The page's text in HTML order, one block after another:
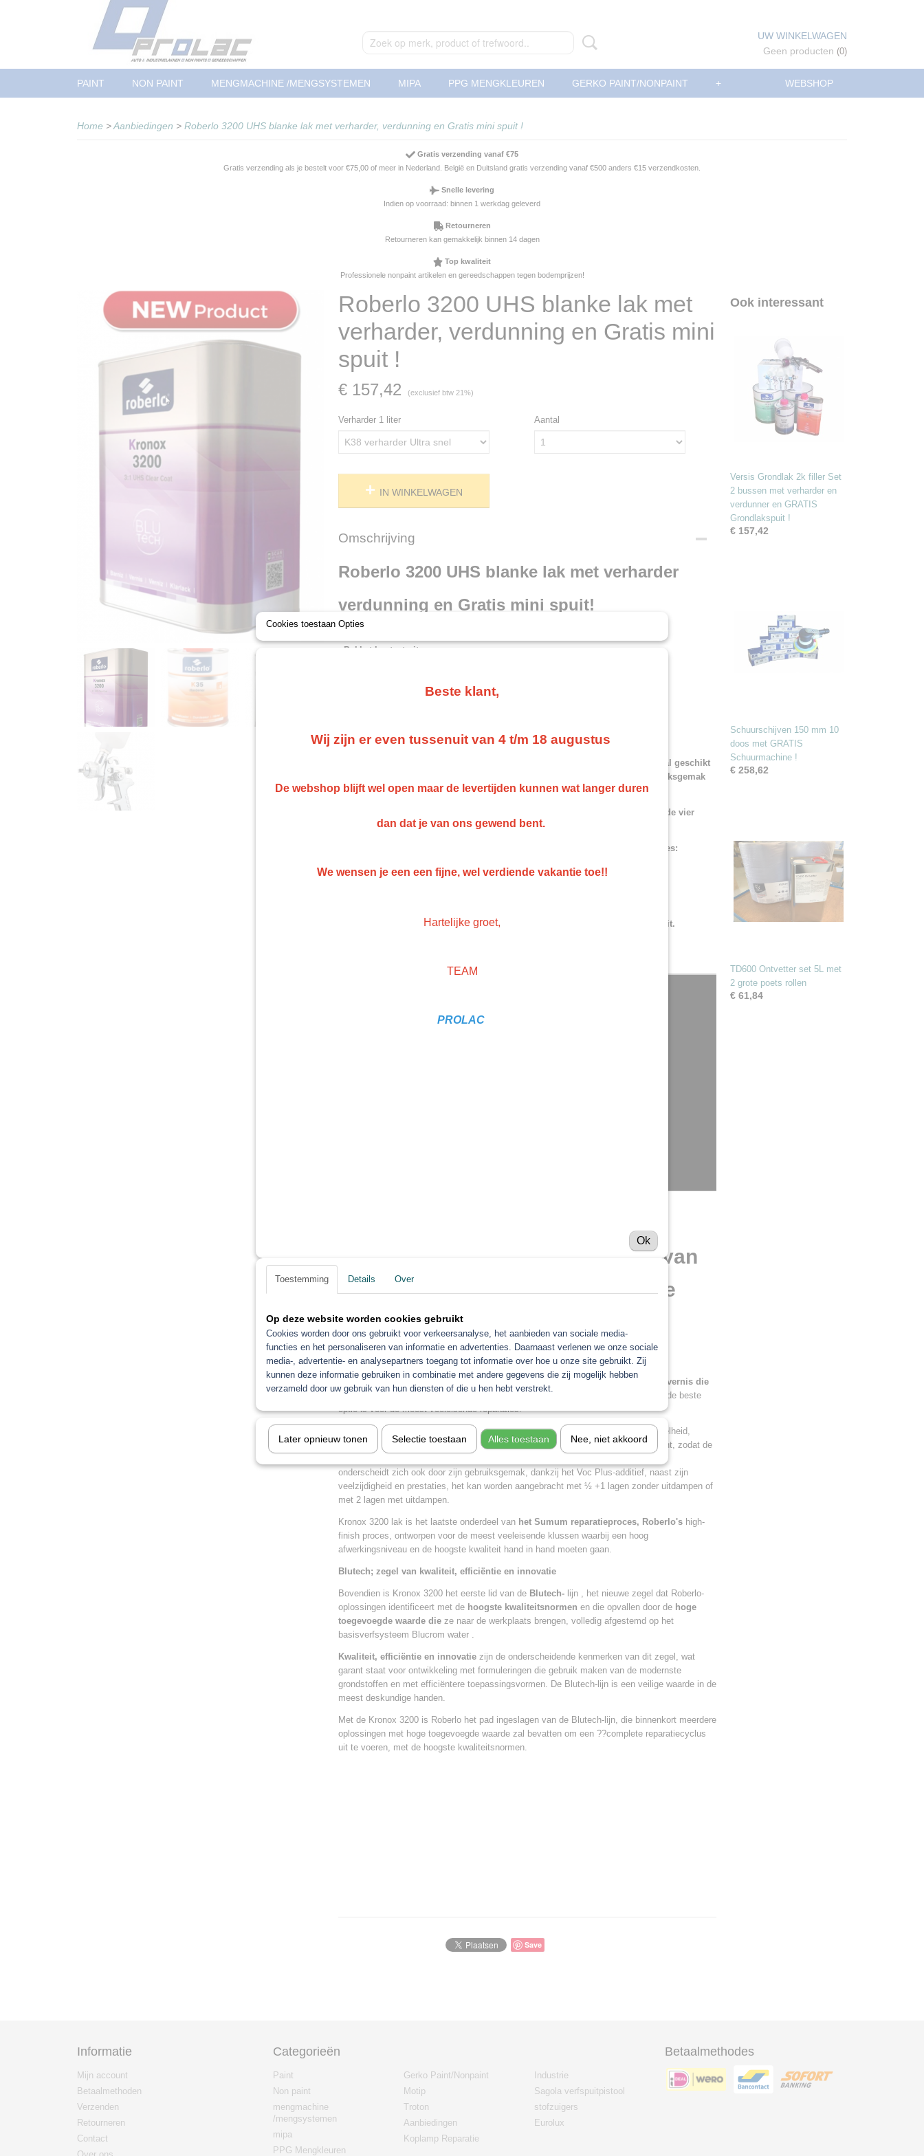
UW WINKELWAGEN
Geen producten (0)
WEBSHOP
PAINT NON PAINT MENGMACHINE /MENGSYSTEMEN MIPA PPG MENGKLEUREN GERKO PAINT/NONPAINT +
Home >Aanbiedingen > Roberlo 3200 UHS blanke lak met verharder, verdunning en Gratis mini spuit !
Gratis verzending vanaf €75
Gratis verzending als je bestelt voor €75,00 of meer in Nederland. België en Duitsland gratis verzending vanaf €500 anders €15 verzendkosten.
Snelle levering
Indien op voorraad: binnen 1 werkdag geleverd
Retourneren
Retourneren kan gemakkelijk binnen 14 dagen
Top kwaliteit
Professionele nonpaint artikelen en gereedschappen tegen bodemprijzen!
Roberlo 3200 UHS blanke lak met
verharder, verdunning en Gratis mini
spuit !
€ 157,42 (exclusief btw 21%)
Verharder 1 liter Aantal
IN WINKELWAGEN
Omschrijving
Roberlo 3200 UHS blanke lak met verharder
verdunning en Gratis mini spuit!
- Pakket bestaat uit:
- 1 liter Luchtdrogende verharder
- Lak met een verhouding van 3:1 die een hoog afwerkingsniveau biedt, vooral geschikt
voor meer veeleisende reparaties. Het onderscheidt zich ook door zijn gebruiksgemak
en veelzijdigheid, dankzij de VOC PLUS-additief als verdunning.
De kwaliteit en glans combineren perfect met het aanpassingsvermogen van de vier
verharders.
Kronox 3200 beantwoordt aan elke behoefte en biedt verschillende droogopties:
Veelzijdig in gebruik: ½ + 1 wijzer zonder flits uit of 2 wijzers met flits uit.
Kronox 3200 is de nieuwe vernis van
Roberlo om indruk te maken op de
klant met zijn kwaliteit en glans
Terug naar al het nieuws
Dit is het eerste product met zijn nieuwe Blutech-zegel
Roberlo's Kronox-assortiment vernissen omvat de nieuweKronox 3200
een UHS-vernis die
indruk maakt op de klant met zijn hoge kwaliteit en
, waardoor het de beste
optie is voor de meest veeleisende reparaties.
Een van de belangrijkste kenmerken is het aanpassingsvermogen aan de droogsnelheid,
aangezien hetcompatibel is met elk van de vier katalysatorenin zijn assortiment, zodat de
onderscheidt zich ook door zijn gebruiksgemak, dankzij het Voc Plus-additief, naast zijn
veelzijdigheid en prestaties, het kan worden aangebracht met ½ +1 lagen zonder uitdampen of
met 2 lagen met uitdampen.
Kronox 3200 lak is het laatste onderdeel van het Sumum reparatieproces, Roberlo's high-
finish proces, ontworpen voor de meest veeleisende klussen waarbij een hoog
afwerkingsniveau en de hoogste kwaliteit hand in hand moeten gaan.
Blutech; zegel van kwaliteit, efficiëntie en innovatie
Bovendien is Kronox 3200 het eerste lid van de Blutech- lijn , het nieuwe zegel dat Roberlo-
oplossingen identificeert met de hoogste kwaliteitsnormen en die opvallen door de hoge
toegevoegde waarde die ze naar de werkplaats brengen, volledig afgestemd op het
basisverfsysteem Blucrom water .
Kwaliteit, efficiëntie en innovatie zijn de onderscheidende kenmerken van dit zegel, wat
garant staat voor ontwikkeling met formuleringen die gebruik maken van de modernste
grondstoffen en met efficiëntere toepassingsvormen. De Blutech-lijn is een veilige waarde in de
meest deskundige handen.
Met de Kronox 3200 is Roberlo het pad ingeslagen van de Blutech-lijn, die binnenkort meerdere
oplossingen met hoge toegevoegde waarde zal bevatten om een ??complete reparatiecyclus
uit te voeren, met de hoogste kwaliteitsnormen.
Save
Ook interessant
Versis Grondlak 2k filler Set
2 bussen met verharder en
verdunner en GRATIS
Grondlakspuit !
€ 157,42
Schuurschijven 150 mm 10
doos met GRATIS
Schuurmachine !
€ 258,62
TD600 Ontvetter set 5L met
2 grote poets rollen
€ 61,84
Informatie
Mijn account
Betaalmethoden
Verzenden
Retourneren
Contact
Categorieën
Paint
Non paint
mengmachine
/mengsystemen
mipa
PPG Mengkleuren
Gerko Paint/Nonpaint
Motip
Troton
Aanbiedingen
Koplamp Reparatie
Industrie
Sagola verfspuitpistool
stofzuigers
Eurolux
Betaalmethodes
Cookies toestaan Opties
Beste klant,
Wij zijn er even tussenuit van 4 t/m 18 augustus
De webshop blijft wel open maar de levertijden kunnen wat langer duren
dan dat je van ons gewend bent.
We wensen je een een fijne, wel verdiende vakantie toe!!
Hartelijke groet,
TEAM
PROLAC
Ok
Toestemming Details Over
Op deze website worden cookies gebruikt
Cookies worden door ons gebruikt voor verkeersanalyse, het aanbieden van sociale media-
functies en het personaliseren van informatie en advertenties. Daarnaast verlenen we onze sociale
media-, advertentie- en analysepartners toegang tot informatie over hoe u onze site gebruikt. Zij
kunnen deze informatie gebruiken in combinatie met andere gegevens die zij mogelijk hebben
verzameld door uw gebruik van hun diensten of die u hen hebt verstrekt.
Later opnieuw tonen Selectie toestaan Alles toestaan Nee, niet akkoord